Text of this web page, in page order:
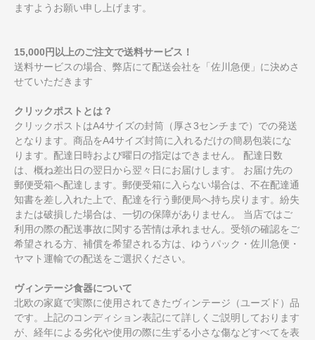
ますようお願い申し上げます。
15,000円以上のご注文で送料サービス！
送料サービスの場合、弊店にて配送会社を「佐川急便」に決めさ
せていただきます
クリックポストとは？
クリックポストはA4サイズの封筒（厚さ3センチまで）での発送
となります。商品をA4サイズ封筒に入れるだけの簡易包装にな
ります。配達日時および曜日の指定はできません。 配達日数
は、概ね差出日の翌日から翌々日にお届けします。 お届け先の
郵便受箱へ配達します。郵便受箱に入らない場合は、不在配達通
知書を差し入れた上で、配達を行う郵便局へ持ち戻ります。紛失
または破損した場合は、一切の保障がありません。 当店ではご
利用の際の配送事故に関する苦情は承れません。受領の確認をご
希望される方、補償を希望される方は、ゆうパック・佐川急便・
ヤマト運輸での配送をご選択ください。
ヴィンテージ食器について
北欧の家庭で実際に使用されてきたヴィンテージ（ユーズド）品
です。上記のコンディション表記にて詳しくご説明しております
が、経年による劣化や使用の際に生ずる小さな傷などすべてを表